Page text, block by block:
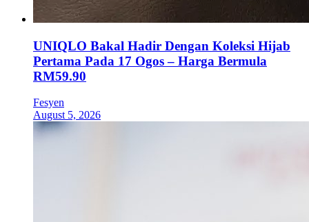
UNIQLO Bakal Hadir Dengan Koleksi Hijab
Pertama Pada 17 Ogos – Harga Bermula
RM59.90
Fesyen
August 5, 2026